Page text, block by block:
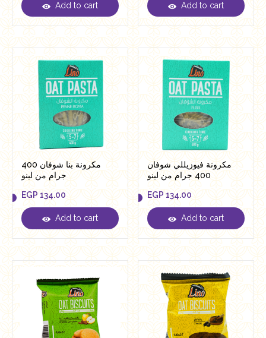
EGP 173.00Add to cart EGP 173.00Add to cart
مكرونة بنا شوفان 400
جرام من لينو
EGP 134.00
EGP134.00
Add to cart
مكرونة فيوزيللي شوفان
400 جرام من لينو
EGP 134.00
EGP 134.00
Add to cart